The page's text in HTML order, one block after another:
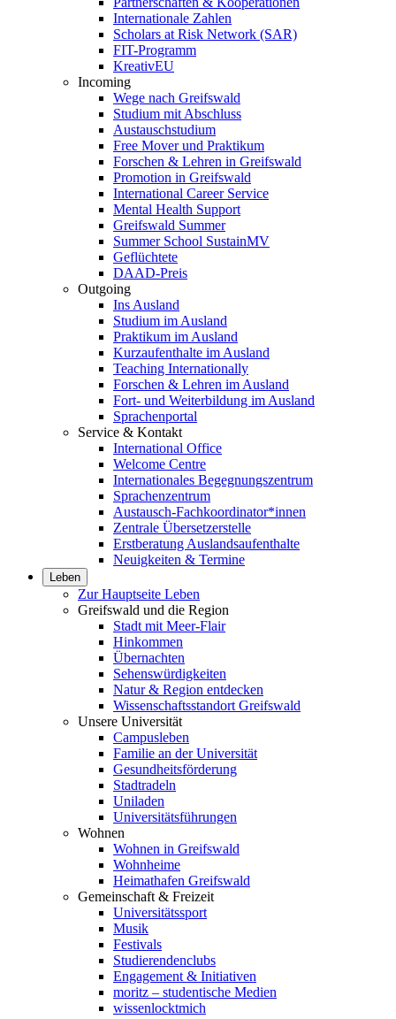
Internationale Zahlen
Scholars at Risk Network (SAR)
FIT-Programm
KreativEU
Incoming
Wege nach Greifswald
Studium mit Abschluss
Austauschstudium
Free Mover und Praktikum
Forschen & Lehren in Greifswald
Promotion in Greifswald
International Career Service
Mental Health Support
Greifswald Summer
Summer School SustainMV
Geflüchtete
DAAD-Preis
Outgoing
Ins Ausland
Studium im Ausland
Praktikum im Ausland
Kurzaufenthalte im Ausland
Teaching Internationally
Forschen & Lehren im Ausland
Fort- und Weiterbildung im Ausland
Sprachenportal
Service & Kontakt
International Office
Welcome Centre
Internationales Begegnungszentrum
Sprachenzentrum
Austausch-Fachkoordinator*innen
Zentrale Übersetzerstelle
Erstberatung Auslandsaufenthalte
Neuigkeiten & Termine
Leben
Zur Hauptseite Leben
Greifswald und die Region
Stadt mit Meer-Flair
Hinkommen
Übernachten
Sehenswürdigkeiten
Natur & Region entdecken
Wissenschaftsstandort Greifswald
Unsere Universität
Campusleben
Familie an der Universität
Gesundheitsförderung
Stadtradeln
Uniladen
Universitätsführungen
Wohnen
Wohnen in Greifswald
Wohnheime
Heimathafen Greifswald
Gemeinschaft & Freizeit
Universitätssport
Musik
Festivals
Studierendenclubs
Engagement & Initiativen
moritz – studentische Medien
wissenlocktmich